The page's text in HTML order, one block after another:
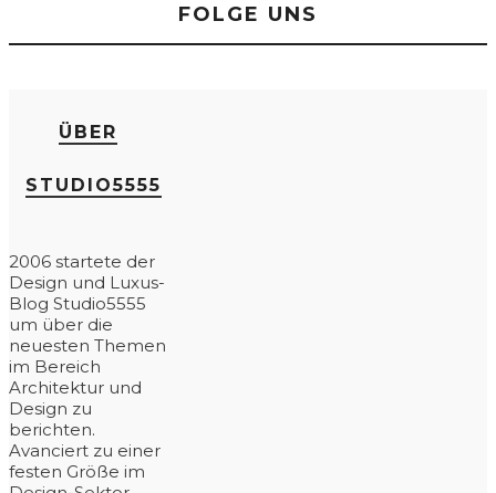
FOLGE UNS
ÜBER
STUDIO5555
2006 startete der
Design und Luxus-
Blog Studio5555
um über die
neuesten Themen
im Bereich
Architektur und
Design zu
berichten.
Avanciert zu einer
festen Größe im